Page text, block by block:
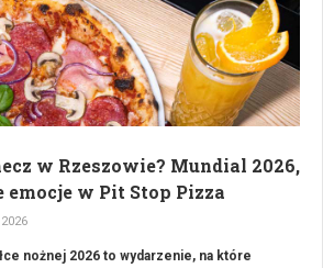
wystarczy wypożyczyć.
w Rzeszowie? Mundial 2026,
w Pit Stop Pizza
2026
nożnej 2026 to wydarzenie, na które